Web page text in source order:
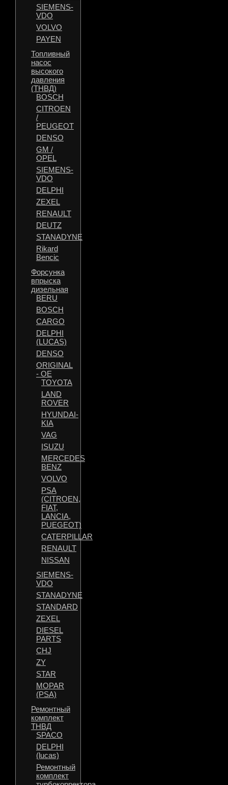
SIEMENS-
VDO
VOLVO
PAYEN
Топливный
насос
высокого
давления
(ТНВД)
BOSCH
CITROEN
/
PEUGEOT
DENSO
GM /
OPEL
SIEMENS-
VDO
DELPHI
ZEXEL
RENAULT
DEUTZ
STANADYNE
Rikard
Bencic
Форсунка
впрыска
дизельная
BERU
BOSCH
CARGO
DELPHI
(LUCAS)
DENSO
ORIGINAL
- OE
TOYOTA
LAND
ROVER
HYUNDAI-
KIA
VAG
ISUZU
MERCEDES
BENZ
VOLVO
PSA
(CITROEN,
FIAT,
LANCIA,
PUEGEOT)
CATERPILLAR
RENAULT
NISSAN
SIEMENS-
VDO
STANADYNE
STANDARD
ZEXEL
DIESEL
PARTS
CHJ
ZY
STAR
MOPAR
(PSA)
Ремонтный
комплект
ТНВД
SPACO
DELPHI
(lucas)
Ремонтный
комплект